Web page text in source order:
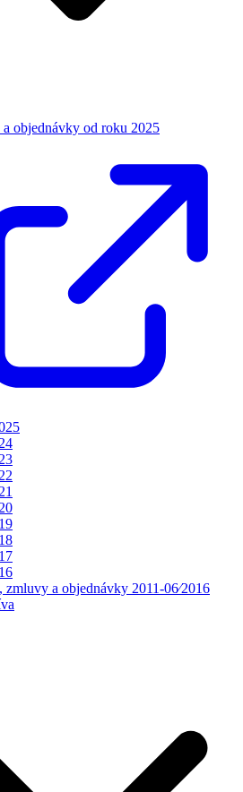
objednávky od roku 2025
zmluvy a objednávky 2011-06⁄2016